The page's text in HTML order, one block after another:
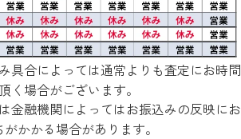
具合によっては通常よりも査定にお時間
く場合がございます。
金融機関によってはお振込みの反映にお
がかかる場合があります。